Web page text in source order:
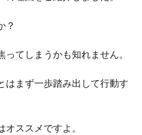
？
てしまうかも知れません。
はまず一歩踏み出して行動す
ススメですよ。